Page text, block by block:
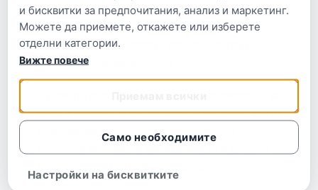
пренесат във времена на славни победи,
културен възход и мащабна строителна
дейност, но и на жестоки изпитания, тежки
загуби и държавен упадък.
деца и юноши, но ще допадне и на всеки, който
разбира, че историята е единствената
стабилна основа, на която може да изградим
и бисквитки за предпочитания, анализ и маркетинг.
Можете да приемете, откажете или изберете
отделни категории.
Само необходимите
Настройки на бисквитките
Вижте повече